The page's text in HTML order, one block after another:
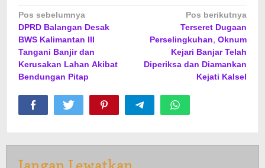
Navigasi
pos
Pos sebelumnya
DPRD Balangan Desak
BWS Kalimantan III
Tangani Banjir dan
Kerusakan Lahan Akibat
Bendungan Pitap
Pos berikutnya
Terseret Dugaan
Perselingkuhan, Oknum
Kejari Banjar Telah
Diperiksa dan Diamankan
Kejati Kalsel